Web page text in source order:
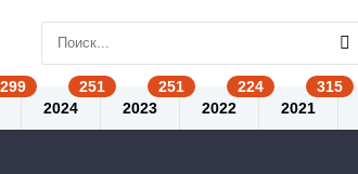
2024 2023 2022 2021